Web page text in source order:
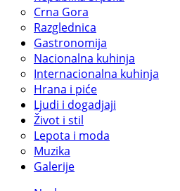
Crna Gora
Razglednica
Gastronomija
Nacionalna kuhinja
Internacionalna kuhinja
Hrana i piće
Ljudi i dogadjaji
Život i stil
Lepota i moda
Muzika
Galerije